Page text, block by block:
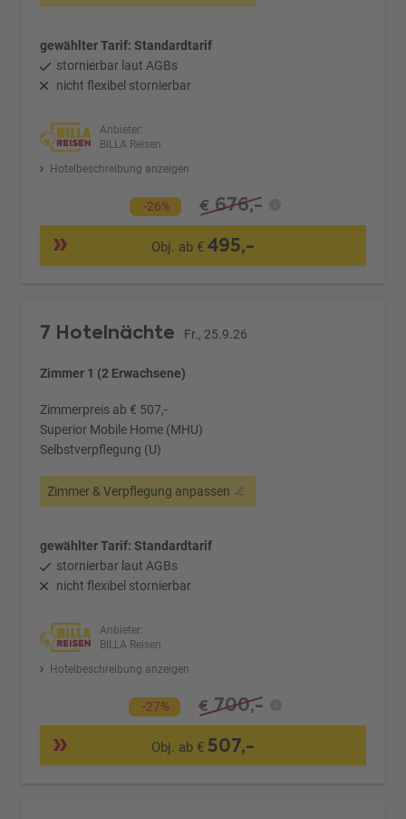
gewählter Tarif: Standardtarif
stornierbar laut AGBs
nicht flexibel stornierbar
Anbieter:
BILLA Reisen
Hotelbeschreibung anzeigen
-26% € 676,-
Obj. ab € 495,-
7 Hotelnächte Fr., 25.9.26
Zimmer 1 (2 Erwachsene)
Zimmerpreis ab € 507,-
Superior Mobile Home (MHU)
Selbstverpflegung (U)
Zimmer & Verpflegung anpassen
gewählter Tarif: Standardtarif
stornierbar laut AGBs
nicht flexibel stornierbar
Anbieter:
BILLA Reisen
Hotelbeschreibung anzeigen
-27% € 700,-
Obj. ab € 507,-